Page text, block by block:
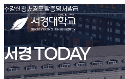
서경대학교
수강신청(새창 열림)
서경포탈(새창 열림)
증명서발급(새창 열림)
서경 TODAY